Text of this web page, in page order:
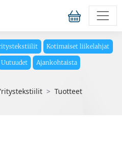
Kotimaiset liikelahjat
Uutuudet Ajankohtaista
Tuotteet